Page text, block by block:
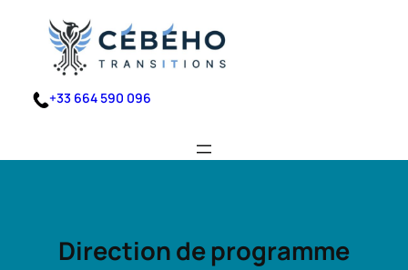
contenu
+33 664 590 096
Direction de programme